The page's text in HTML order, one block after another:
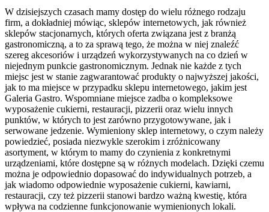
W dzisiejszych czasach mamy dostęp do wielu różnego rodzaju
firm, a dokładniej mówiąc, sklepów internetowych, jak również
sklepów stacjonarnych, których oferta związana jest z branżą
gastronomiczną, a to za sprawą tego, że można w niej znaleźć
szereg akcesoriów i urządzeń wykorzystywanych na co dzień w
niejednym punkcie gastronomicznym. Jednak nie każde z tych
miejsc jest w stanie zagwarantować produkty o najwyższej jakości,
jak to ma miejsce w przypadku sklepu internetowego, jakim jest
Galeria Gastro. Wspomniane miejsce zadba o kompleksowe
wyposażenie cukierni, restauracji, pizzerii oraz wielu innych
punktów, w których to jest zarówno przygotowywane, jak i
serwowane jedzenie. Wymieniony sklep internetowy, o czym należy
powiedzieć, posiada niezwykle szerokim i zróżnicowany
asortyment, w którym to mamy do czynienia z konkretnymi
urządzeniami, które dostępne są w różnych modelach. Dzięki czemu
można je odpowiednio dopasować do indywidualnych potrzeb, a
jak wiadomo odpowiednie wyposażenie cukierni, kawiarni,
restauracji, czy też pizzerii stanowi bardzo ważną kwestię, która
wpływa na codzienne funkcjonowanie wymienionych lokali.